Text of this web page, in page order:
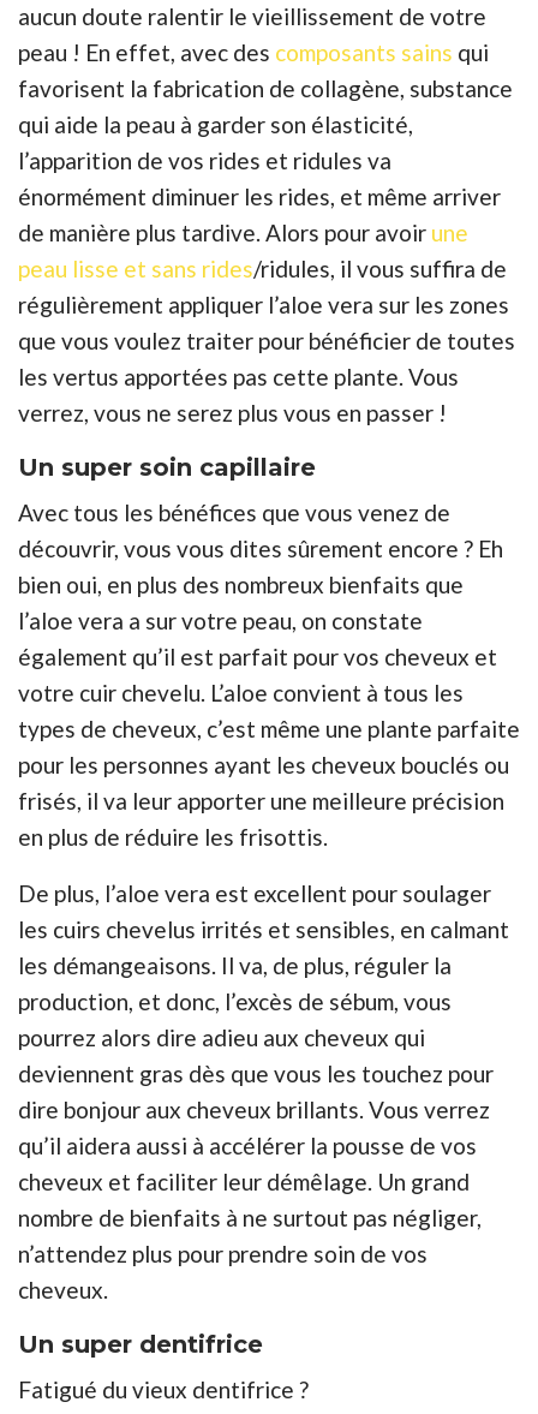
aucun doute ralentir le vieillissement de votre
peau ! En effet, avec des composants sains qui
favorisent la fabrication de collagène, substance
qui aide la peau à garder son élasticité,
l’apparition de vos rides et ridules va
énormément diminuer les rides, et même arriver
de manière plus tardive. Alors pour avoir une
peau lisse et sans rides/ridules, il vous suffira de
régulièrement appliquer l’aloe vera sur les zones
que vous voulez traiter pour bénéficier de toutes
les vertus apportées pas cette plante. Vous
verrez, vous ne serez plus vous en passer !
Un super soin capillaire
Avec tous les bénéfices que vous venez de
découvrir, vous vous dites sûrement encore ? Eh
bien oui, en plus des nombreux bienfaits que
l’aloe vera a sur votre peau, on constate
également qu’il est parfait pour vos cheveux et
votre cuir chevelu. L’aloe convient à tous les
types de cheveux, c’est même une plante parfaite
pour les personnes ayant les cheveux bouclés ou
frisés, il va leur apporter une meilleure précision
en plus de réduire les frisottis.
De plus, l’aloe vera est excellent pour soulager
les cuirs chevelus irrités et sensibles, en calmant
les démangeaisons. Il va, de plus, réguler la
production, et donc, l’excès de sébum, vous
pourrez alors dire adieu aux cheveux qui
deviennent gras dès que vous les touchez pour
dire bonjour aux cheveux brillants. Vous verrez
qu’il aidera aussi à accélérer la pousse de vos
cheveux et faciliter leur démêlage. Un grand
nombre de bienfaits à ne surtout pas négliger,
n’attendez plus pour prendre soin de vos
cheveux.
Un super dentifrice
Fatigué du vieux dentifrice ?